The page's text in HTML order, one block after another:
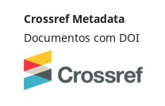
Crossref Metadata
Documentos com DOI